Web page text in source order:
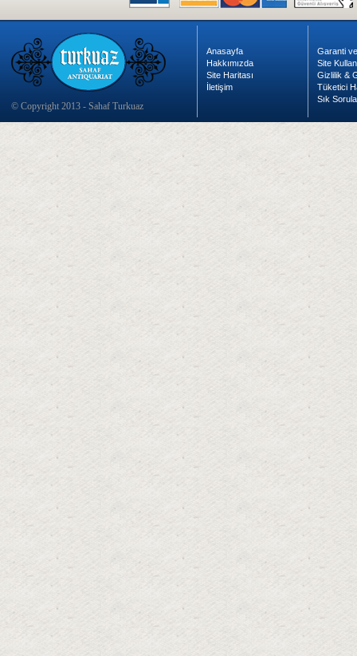
© Copyright 2013 - Sahaf Turkuaz
Anasayfa
Hakkımızda
Site Haritası
İletişim
Garanti
Site
Gizlilik &
Tüketici
Sık